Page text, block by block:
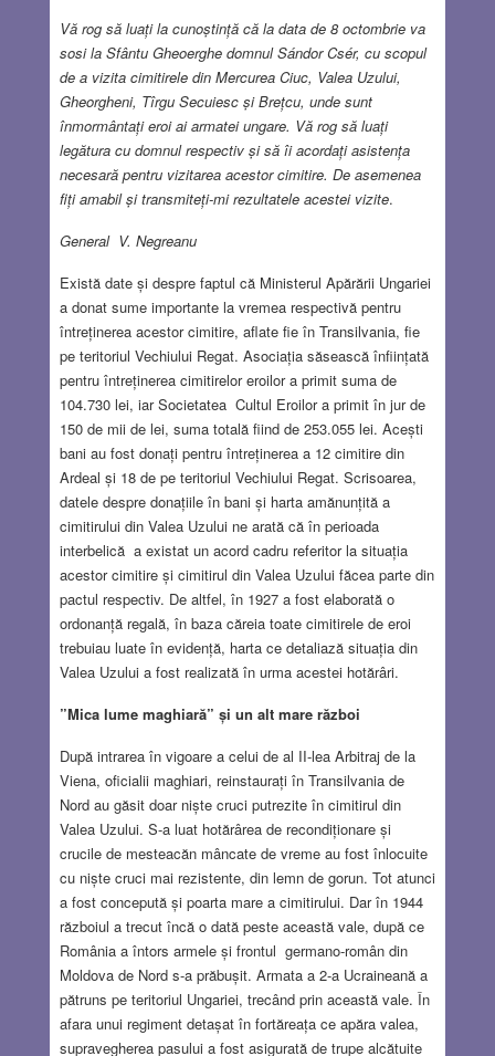
Vă rog să luați la cunoștință că la data de 8 octombrie va
sosi la Sfântu Gheoerghe domnul Sándor Csér, cu scopul
de a vizita cimitirele din Mercurea Ciuc, Valea Uzului,
Gheorgheni, Tîrgu Secuiesc și Brețcu, unde sunt
înmormântați eroi ai armatei ungare. Vă rog să luați
legătura cu domnul respectiv și să îi acordați asistența
necesară pentru vizitarea acestor cimitire. De asemenea
fiți amabil și transmiteți-mi rezultatele acestei vizite.
General V. Negreanu
Există date și despre faptul că Ministerul Apărării Ungariei
a donat sume importante la vremea respectivă pentru
întreținerea acestor cimitire, aflate fie în Transilvania, fie
pe teritoriul Vechiului Regat. Asociația săsească înființată
pentru întreținerea cimitirelor eroilor a primit suma de
104.730 lei, iar Societatea Cultul Eroilor a primit în jur de
150 de mii de lei, suma totală fiind de 253.055 lei. Acești
bani au fost donați pentru întreținerea a 12 cimitire din
Ardeal și 18 de pe teritoriul Vechiului Regat. Scrisoarea,
datele despre donațiile în bani și harta amănunțită a
cimitirului din Valea Uzului ne arată că în perioada
interbelică a existat un acord cadru referitor la situația
acestor cimitire și cimitirul din Valea Uzului făcea parte din
pactul respectiv. De altfel, în 1927 a fost elaborată o
ordonanță regală, în baza căreia toate cimitirele de eroi
trebuiau luate în evidență, harta ce detaliază situația din
Valea Uzului a fost realizată în urma acestei hotărâri.
”Mica lume maghiară” și un alt mare război
După intrarea în vigoare a celui de al II-lea Arbitraj de la
Viena, oficialii maghiari, reinstaurați în Transilvania de
Nord au găsit doar niște cruci putrezite în cimitirul din
Valea Uzului. S-a luat hotărârea de recondiționare și
crucile de mesteacăn mâncate de vreme au fost înlocuite
cu niște cruci mai rezistente, din lemn de gorun. Tot atunci
a fost concepută și poarta mare a cimitirului. Dar în 1944
războiul a trecut încă o dată peste această vale, după ce
România a întors armele și frontul germano-român din
Moldova de Nord s-a prăbușit. Armata a 2-a Ucraineană a
pătruns pe teritoriul Ungariei, trecând prin această vale. În
afara unui regiment detașat în fortăreața ce apăra valea,
supravegherea pasului a fost asigurată de trupe alcătuite